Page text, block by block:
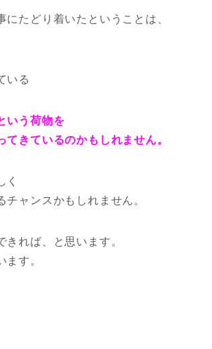
にたどり着いたということは、
いる
いう荷物を
てきているのかもしれません。
く
チャンスかもしれません。
きれば、と思います。
ます。